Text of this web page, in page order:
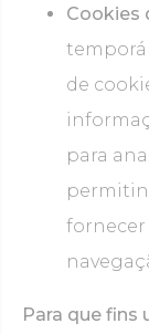
Cookies
de
para
fornecer
Para que fins